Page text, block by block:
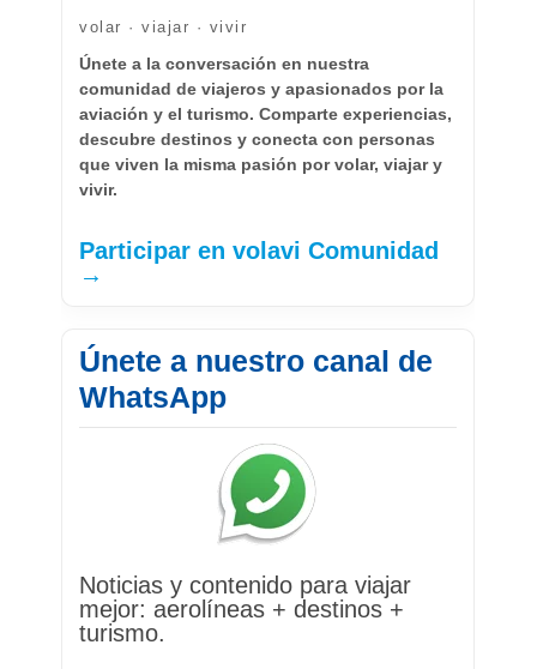
volar · viajar · vivir
Únete a la conversación en nuestra
comunidad de viajeros y apasionados por la
aviación y el turismo. Comparte experiencias,
descubre destinos y conecta con personas
que viven la misma pasión por volar, viajar y
vivir.
Participar en volavi Comunidad
→
Únete a nuestro canal de
WhatsApp
Noticias y contenido para viajar
mejor: aerolíneas + destinos +
turismo.